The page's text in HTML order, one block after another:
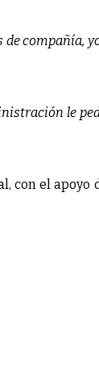
compañía,
le
con el apoyo